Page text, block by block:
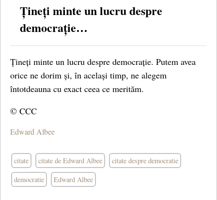
Țineți minte un lucru despre
democrație…
Țineți minte un lucru despre democrație. Putem avea
orice ne dorim și, în același timp, ne alegem
întotdeauna cu exact ceea ce merităm.
© CCC
Edward Albee
citate citate de Edward Albee citate despre democratie
democratie Edward Albee